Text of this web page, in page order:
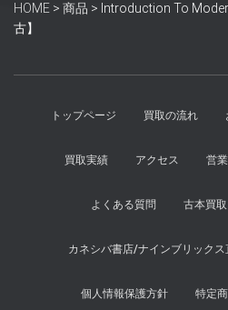
し
で
HOME > 商品 > Introduction To
古】
トップページ 買取の流れ
買取実績 アクセス 営
よくある質問 古本買
カネシバ書店/ナインブリックス
個人情報保護方針 特定